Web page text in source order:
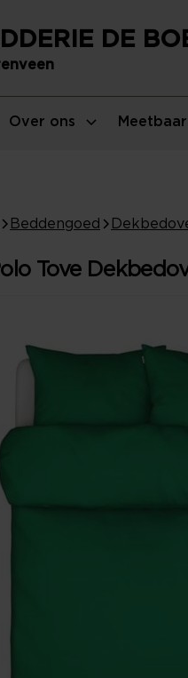
Over ons
DE
Beddengoed
Tove